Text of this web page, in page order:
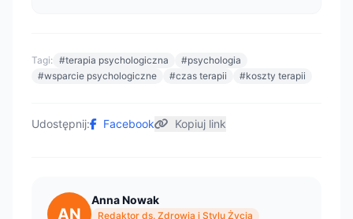
Tagi: #terapia psychologiczna
#psychologia
#wsparcie psychologiczne
#czas terapii #koszty terapii
Udostępnij: Facebook Kopiuj link
AN
Anna Nowak
Redaktor ds. Zdrowia i Stylu Życia